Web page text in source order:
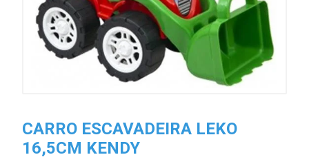
CARRO ESCAVADEIRA LEKO
16,5CM KENDY